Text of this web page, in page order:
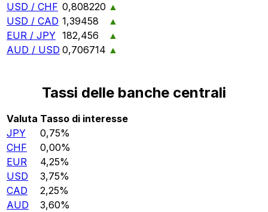
USD / CHF 0,808220 ▲
USD / CAD 1,39458
▲
EUR / JPY 182,456
▲
AUD / USD 0,706714 ▲
Tassi delle banche centrali
Valuta Tasso di interesse
JPY
0,75%
CHF
0,00%
EUR
4,25%
USD
3,75%
CAD
2,25%
AUD
3,60%